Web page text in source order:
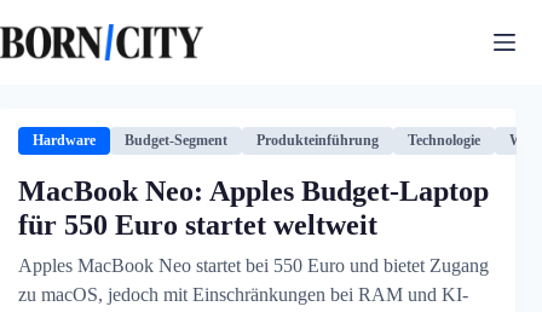
Inhalt
springen
Hardware Budget-Segment Produkteinführung Technologie
MacBook Neo: Apples Budget-Laptop
für 550 Euro startet weltweit
Apples MacBook Neo startet bei 550 Euro und bietet Zugang
zu macOS, jedoch mit Einschränkungen bei RAM und KI-